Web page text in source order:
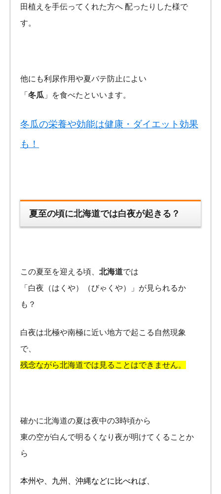
田植えを手伝ってくれた方へ 配ったりした様で
す。
他にも利尿作用や夏バテ防止によい
「 冬瓜 」を食べたといいます。
冬瓜の栄養や効能は健康・ダイエット効果
も！
夏至の頃に北海道では白夜が起きる？
この夏至を迎える頃、 北海道では
「白夜（はくや）（びゃくや）」が見られるか
も？
白夜は北極や南極に近い地方で起こる自然現象
で、
残念ながら北海道では見ることはできません。
確かに北海道の夏は夜中の3時頃から
東の空が白んで明るくなり夜が明けてくることか
ら
本州や、九州、沖縄などに比べれば、